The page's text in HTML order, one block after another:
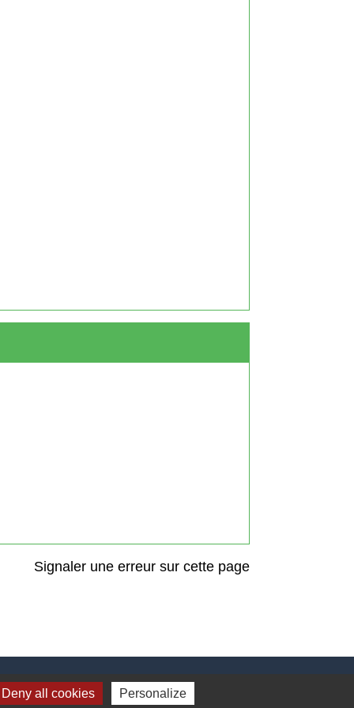
Signaler une erreur sur cette page
all cookies Personalize